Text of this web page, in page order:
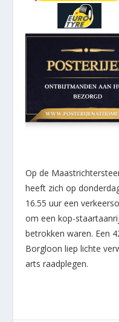
Op de
heeft zich op
16.55 uur een
om een kop-
betrokken waren. Een
Borgloon liep lichte
arts raadplegen.